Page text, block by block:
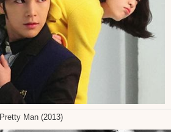
Pretty Man (2013)